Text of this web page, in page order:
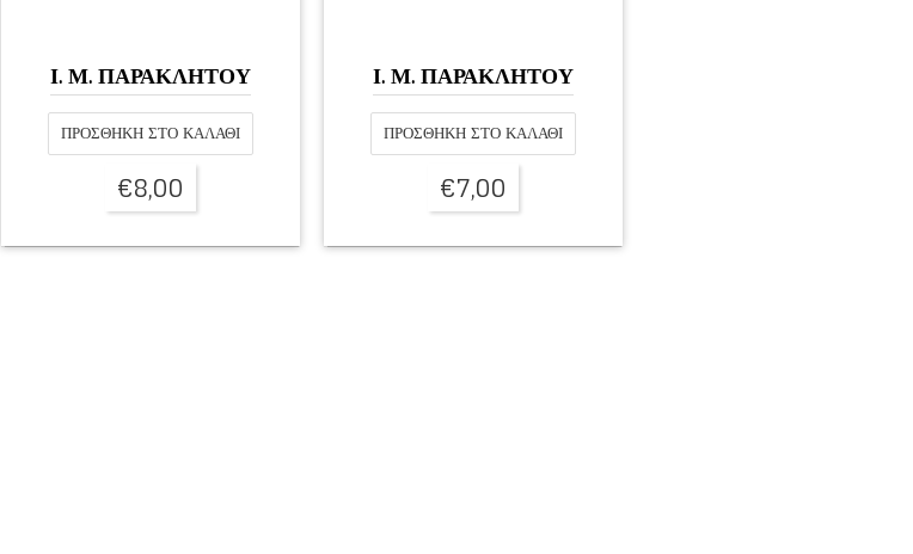
Ι. Μ. ΠΑΡΑΚΛΗΤΟΥ
ΠΡΟΣΘΉΚΗ ΣΤΟ ΚΑΛΆΘΙ
€8,00
Ι. Μ. ΠΑΡΑΚΛΗΤΟΥ
ΠΡΟΣΘΉΚΗ ΣΤΟ ΚΑΛΆΘΙ
€7,00